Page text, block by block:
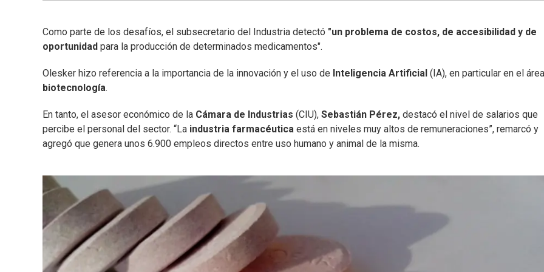
Como parte de los desafíos, el subsecretario del Industria detectó "un problema de costos, de accesibilidad y de
oportunidad para la producción de determinados medicamentos".
Olesker hizo referencia a la importancia de la innovación y el uso de Inteligencia Artificial (IA), en particular en el
biotecnología.
En tanto, el asesor económico de la Cámara de Industrias (CIU), Sebastián Pérez, destacó el nivel de salarios que
percibe el personal del sector. “La industria farmacéutica está en niveles muy altos de remuneraciones”, remarcó y
agregó que genera unos 6.900 empleos directos entre uso humano y animal de la misma.